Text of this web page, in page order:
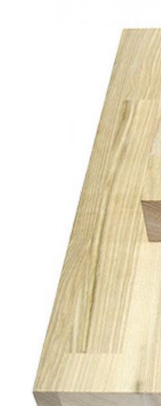
Погонажные изделия
Комплекты